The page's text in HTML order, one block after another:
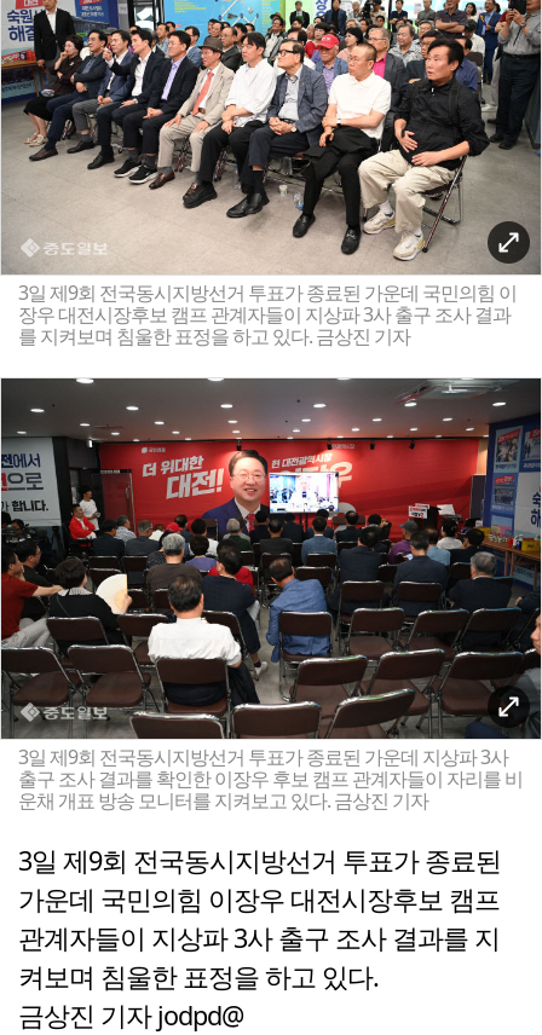
3일 제9회 전국동시지방선거 투표가 종료된 가운데 국민의힘 이
장우 대전시장후보 캠프 관계자들이 지상파 3사 출구 조사 결과
를 지켜보며 침울한 표정을 하고 있다. 금상진 기자
3일 제9회 전국동시지방선거 투표가 종료된 가운데 지상파 3사
출구 조사 결과를 확인한 이장우 후보 캠프 관계자들이 자리를 비
운채 개표 방송 모니터를 지켜보고 있다. 금상진 기자
3일 제9회 전국동시지방선거 투표가 종료된
가운데 국민의힘 이장우 대전시장후보 캠프
관계자들이 지상파 3사 출구 조사 결과를 지
켜보며 침울한 표정을 하고 있다.
금상진 기자 jodpd@